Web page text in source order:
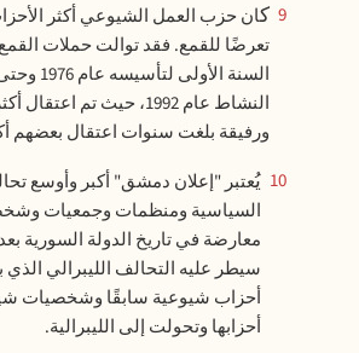
9 كان حزب العمل الشيوعي أكثر الأحزاب اليسارية
تعرضًا للقمع. فقد توالت حملات
السنة
ورفيقة بلغت سنوات اعتقال بعضهم أكثر من
10 يُعتبر "إعلان دمشق" أكبر وأوسع تحالف للقوى
السياسية ومنظمات وجمعيات
معارضة في تاريخ الدولة السورية
سيطر عليه التحالف الليبرالي
أحزاب شيوعية سابقًا وشخصيات
أحزابها وتحولت إلى الليبرالية.